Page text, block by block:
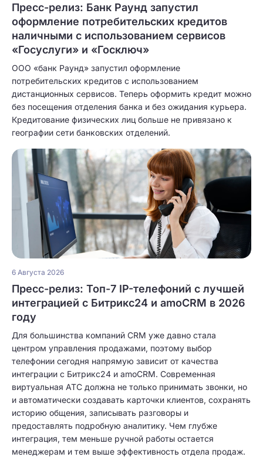
Пресс-релиз: Банк Раунд запустил
оформление потребительских кредитов
наличными с использованием сервисов
«Госуслуги» и «Госключ»
ООО «банк Раунд» запустил оформление
потребительских кредитов с использованием
дистанционных сервисов. Теперь оформить кредит можно
без посещения отделения банка и без ожидания курьера.
Кредитование физических лиц больше не привязано к
географии сети банковских отделений.
6 Августа 2026
Пресс-релиз: Топ-7 IP-телефоний с лучшей
интеграцией с Битрикс24 и amoCRM в 2026
году
Для большинства компаний CRM уже давно стала
центром управления продажами, поэтому выбор
телефонии сегодня напрямую зависит от качества
интеграции с Битрикс24 и amoCRM. Современная
виртуальная АТС должна не только принимать звонки, но
и автоматически создавать карточки клиентов, сохранять
историю общения, записывать разговоры и
предоставлять подробную аналитику. Чем глубже
интеграция, тем меньше ручной работы остается
менеджерам и тем выше эффективность отдела продаж.